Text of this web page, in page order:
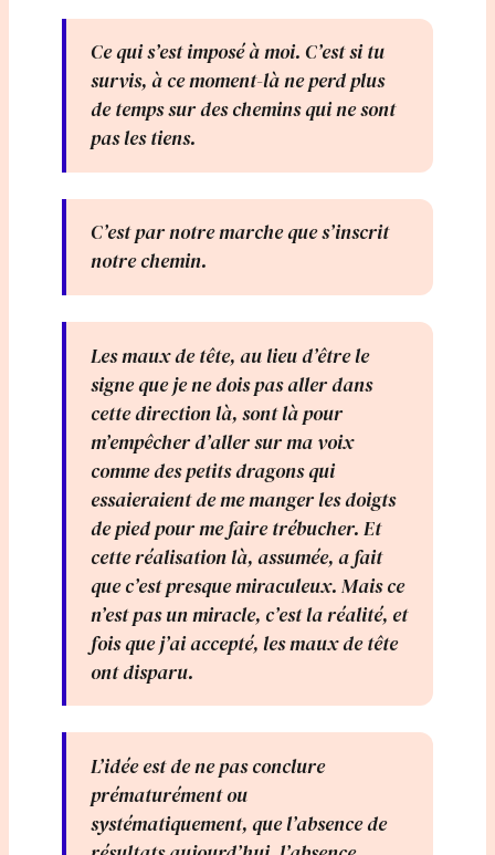
Ce qui s’est imposé à moi. C’est si tu
survis, à ce moment-là ne perd plus
de temps sur des chemins qui ne sont
pas les tiens.
C’est par notre marche que s’inscrit
notre chemin.
Les maux de tête, au lieu d’être le
signe que je ne dois pas aller dans
cette direction là, sont là pour
m’empêcher d’aller sur ma voix
comme des petits dragons qui
essaieraient de me manger les doigts
de pied pour me faire trébucher. Et
cette réalisation là, assumée, a fait
que c’est presque miraculeux. Mais ce
n’est pas un miracle, c’est la réalité, et
fois que j’ai accepté, les maux de tête
ont disparu.
L’idée est de ne pas conclure
prématurément ou
systématiquement, que l’absence de